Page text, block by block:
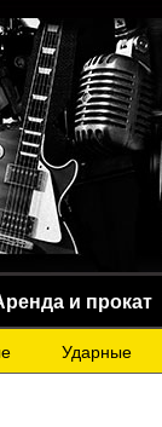
и прокат
Ударные